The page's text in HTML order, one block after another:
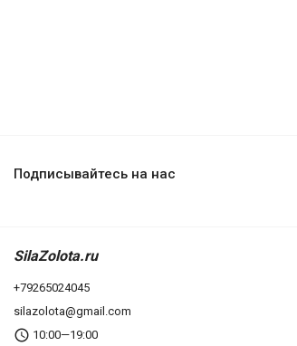
Подписывайтесь на нас
SilaZolota.ru
+79265024045
silazolota@gmail.com
10:00—19:00